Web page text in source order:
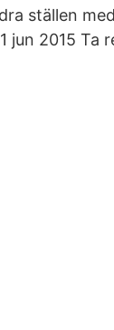
ställen
2015 Ta